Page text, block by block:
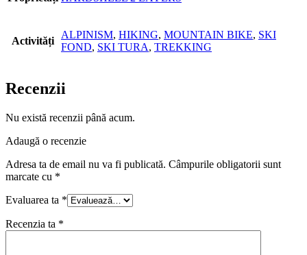
Activități
ALPINISM, HIKING, MOUNTAIN BIKE, SKI
FOND, SKI TURA, TREKKING
Recenzii
Nu există recenzii până acum.
Adaugă o recenzie
Adresa ta de email nu va fi publicată. Câmpurile obligatorii sunt
marcate cu *
Evaluarea ta *
Recenzia ta *